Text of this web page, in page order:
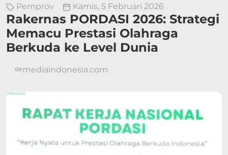
Pemprov Kamis, 5 Februari 2026
Rakernas PORDASI 2026: Strategi
Memacu Prestasi Olahraga
Berkuda ke Level Dunia
mediaindonesia.com